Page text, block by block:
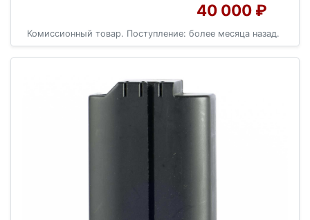
40 000 ₽
Комиссионный товар. Поступление: более месяца назад.